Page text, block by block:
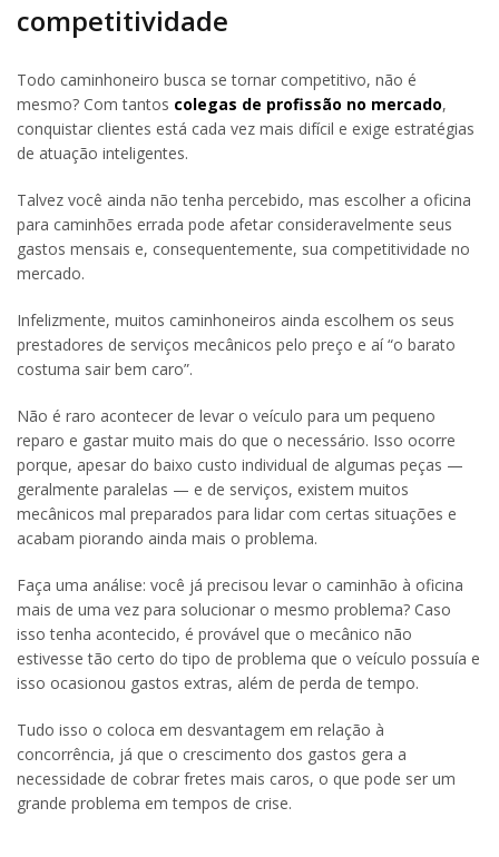
competitividade
Todo caminhoneiro busca se tornar competitivo, não é
mesmo? Com tantos colegas de profissão no mercado,
conquistar clientes está cada vez mais difícil e exige estratégias
de atuação inteligentes.
Talvez você ainda não tenha percebido, mas escolher a oficina
para caminhões errada pode afetar consideravelmente seus
gastos mensais e, consequentemente, sua competitividade no
mercado.
Infelizmente, muitos caminhoneiros ainda escolhem os seus
prestadores de serviços mecânicos pelo preço e aí “o barato
costuma sair bem caro”.
Não é raro acontecer de levar o veículo para um pequeno
reparo e gastar muito mais do que o necessário. Isso ocorre
porque, apesar do baixo custo individual de algumas peças —
geralmente paralelas — e de serviços, existem muitos
mecânicos mal preparados para lidar com certas situações e
acabam piorando ainda mais o problema.
Faça uma análise: você já precisou levar o caminhão à oficina
mais de uma vez para solucionar o mesmo problema? Caso
isso tenha acontecido, é provável que o mecânico não
estivesse tão certo do tipo de problema que o veículo possuía e
isso ocasionou gastos extras, além de perda de tempo.
Tudo isso o coloca em desvantagem em relação à
concorrência, já que o crescimento dos gastos gera a
necessidade de cobrar fretes mais caros, o que pode ser um
grande problema em tempos de crise.